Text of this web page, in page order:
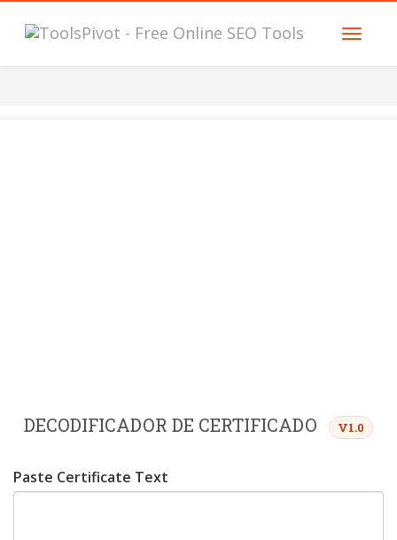
DECODIFICADOR DE CERTIFICADO V1.0
Paste Certificate Text